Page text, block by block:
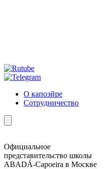
О капоэйре
Сотрудничество
Официальное
представительство школы
ABADÁ-Capoeira в Москве